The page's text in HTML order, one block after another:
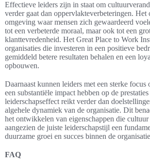
Effectieve leiders zijn in staat om
verder gaat dan oppervlakteverbeteringen. Het
omgeving waar mensen zich gewaardeerd
tot een verbeterde moraal, maar ook tot een
klanttevredenheid. Het Great Place to Work
organisaties die investeren in een positieve
gemiddeld betere resultaten behalen en een
opbouwen.
Daarnaast kunnen leiders met een sterke
een substantiële impact hebben op de
leiderschapseffect reikt verder dan
algehele dynamiek van de organisatie. Dit
het ontwikkelen van eigenschappen die cultuur
aangezien de juiste leiderschapstijl een
duurzame groei en succes binnen de
FAQ